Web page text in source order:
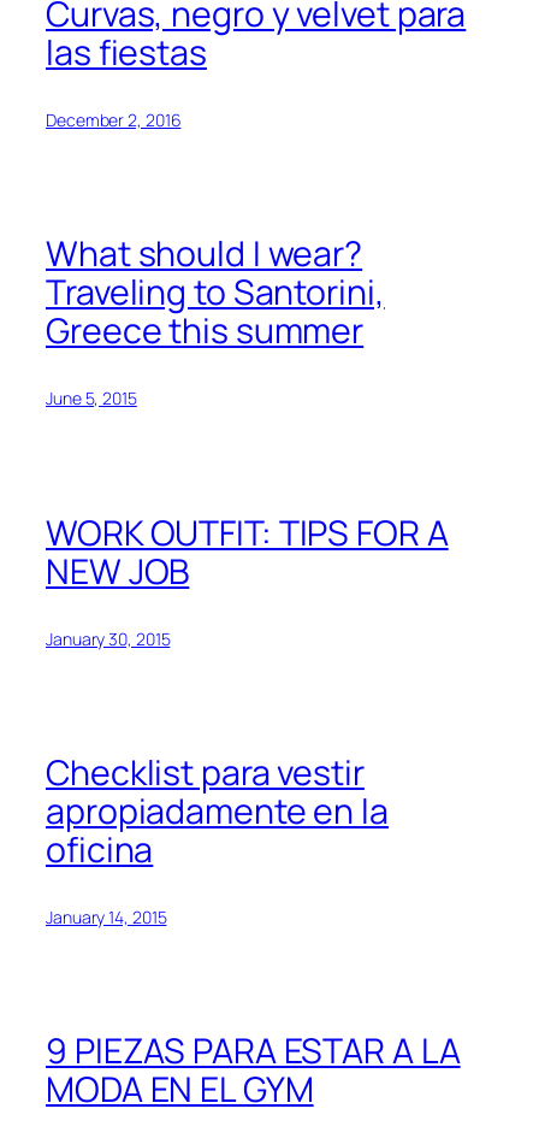
Curvas, negro y velvet para
las fiestas
December 2, 2016
What should I wear?
Traveling to Santorini,
Greece this summer
June 5, 2015
WORK OUTFIT: TIPS FOR A
NEW JOB
January 30, 2015
Checklist para vestir
apropiadamente en la
oficina
January 14, 2015
9 PIEZAS PARA ESTAR A LA
MODA EN EL GYM